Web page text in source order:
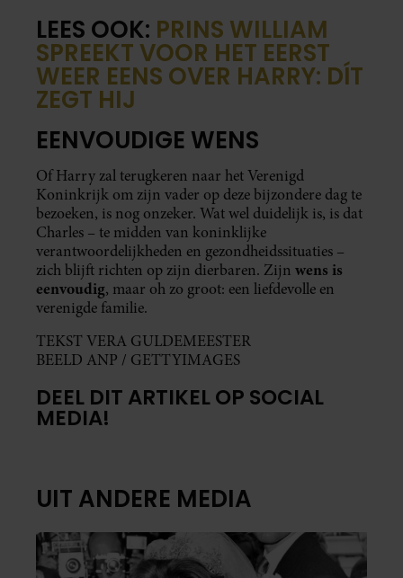
LEES OOK: PRINS WILLIAM
SPREEKT VOOR HET EERST
WEER EENS OVER HARRY: DÍT
ZEGT HIJ
EENVOUDIGE WENS
Of Harry zal terugkeren naar het Verenigd
Koninkrijk om zijn vader op deze bijzondere dag te
bezoeken, is nog onzeker. Wat wel duidelijk is, is dat
Charles – te midden van koninklijke
verantwoordelijkheden en gezondheidssituaties –
zich blijft richten op zijn dierbaren. Zijn wens is
eenvoudig, maar oh zo groot: een liefdevolle en
verenigde familie.
TEKST VERA GULDEMEESTER
BEELD ANP / GETTYIMAGES
DEEL DIT ARTIKEL OP SOCIAL
MEDIA!
UIT ANDERE MEDIA